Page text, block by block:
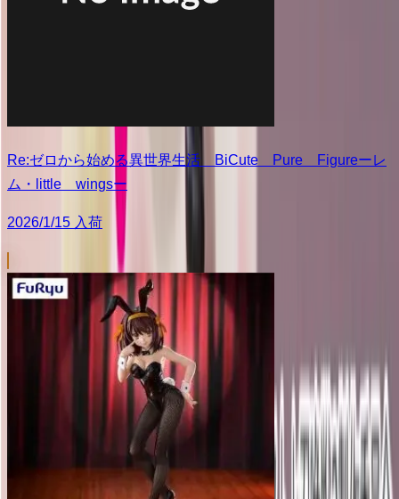
Re:ゼロから始める異世界生活 BiCute Pure Figureーレ
ム・little wingsー
2026/1/15 入荷